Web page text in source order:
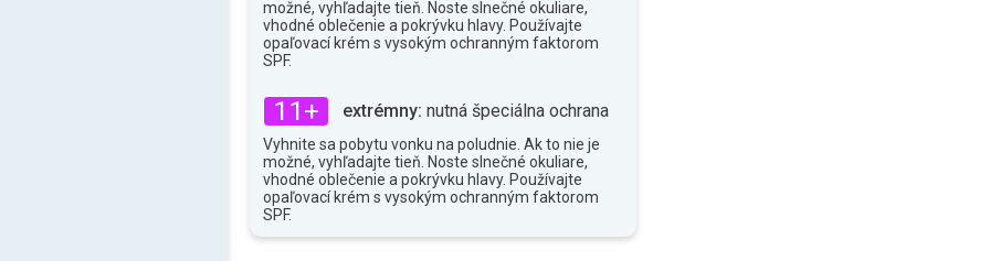
možné, vyhľadajte tieň. Noste slnečné okuliare,
vhodné oblečenie a pokrývku hlavy. Používajte
opaľovací krém s vysokým ochranným faktorom
SPF.
11+ extrémny: nutná špeciálna ochrana
Vyhnite sa pobytu vonku na poludnie. Ak to nie je
možné, vyhľadajte tieň. Noste slnečné okuliare,
vhodné oblečenie a pokrývku hlavy. Používajte
opaľovací krém s vysokým ochranným faktorom
SPF.